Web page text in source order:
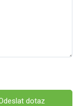
dotaz